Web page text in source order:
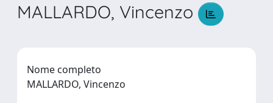
MALLARDO, Vincenzo
Nome completo
MALLARDO, Vincenzo